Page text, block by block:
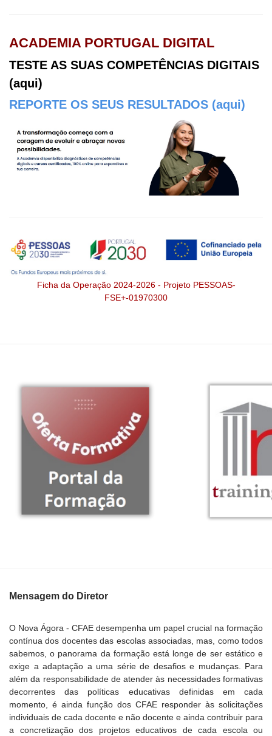
ACADEMIA PORTUGAL DIGITAL
TESTE AS SUAS COMPETÊNCIAS DIGITAIS
(aqui)
REPORTE OS SEUS RESULTADOS (aqui)
Ficha da Operação 2024-2026 - Projeto PESSOAS-
FSE+-01970300
Mensagem do Diretor
O Nova Ágora - CFAE desempenha um papel crucial na formação
contínua dos docentes das escolas associadas, mas, como todos
sabemos, o panorama da formação está longe de ser estático e
exige a adaptação a uma série de desafios e mudanças. Para
além da responsabilidade de atender às necessidades formativas
decorrentes das políticas educativas definidas em cada
momento, é ainda função dos CFAE responder às solicitações
individuais de cada docente e não docente e ainda contribuir para
a concretização dos projetos educativos de cada escola ou